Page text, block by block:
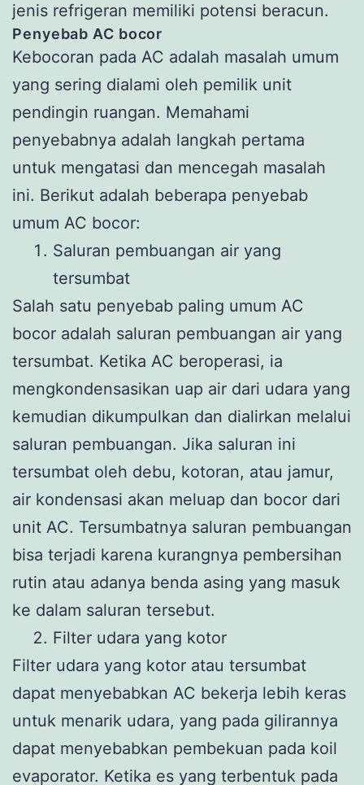
jenis refrigeran memiliki potensi beracun.
Penyebab AC bocor
Kebocoran pada AC adalah masalah umum
yang sering dialami oleh pemilik unit
pendingin ruangan. Memahami
penyebabnya adalah langkah pertama
untuk mengatasi dan mencegah masalah
ini. Berikut adalah beberapa penyebab
umum AC bocor:
Saluran pembuangan air yang
tersumbat
Salah satu penyebab paling umum AC
bocor adalah saluran pembuangan air yang
tersumbat. Ketika AC beroperasi, ia
mengkondensasikan uap air dari udara yang
kemudian dikumpulkan dan dialirkan melalui
saluran pembuangan. Jika saluran ini
tersumbat oleh debu, kotoran, atau jamur,
air kondensasi akan meluap dan bocor dari
unit AC. Tersumbatnya saluran pembuangan
bisa terjadi karena kurangnya pembersihan
rutin atau adanya benda asing yang masuk
ke dalam saluran tersebut.
Filter udara yang kotor
Filter udara yang kotor atau tersumbat
dapat menyebabkan AC bekerja lebih keras
untuk menarik udara, yang pada gilirannya
dapat menyebabkan pembekuan pada koil
evaporator. Ketika es yang terbentuk pada